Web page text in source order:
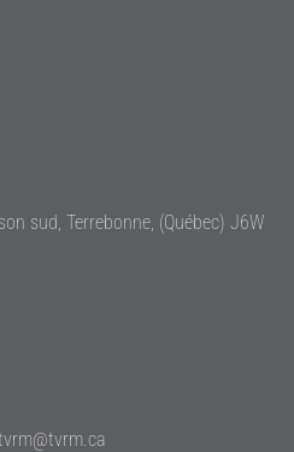
sud, Terrebonne, (Québec) J6W